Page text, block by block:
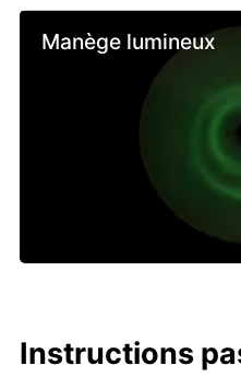
Manège lumineux
Instructions